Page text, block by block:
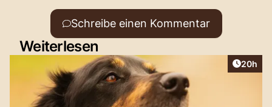
Schreibe einen Kommentar
Weiterlesen
Artikel
20h